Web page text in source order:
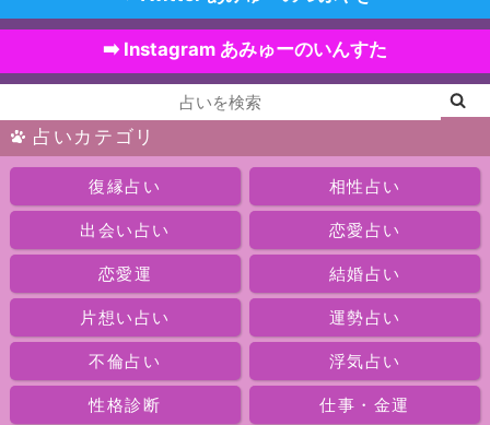
➡️ Instagram あみゅーのいんすた
占いカテゴリ
復縁占い 相性占い
出会い占い 恋愛占い
恋愛運 結婚占い
片想い占い 運勢占い
不倫占い 浮気占い
性格診断 仕事・金運